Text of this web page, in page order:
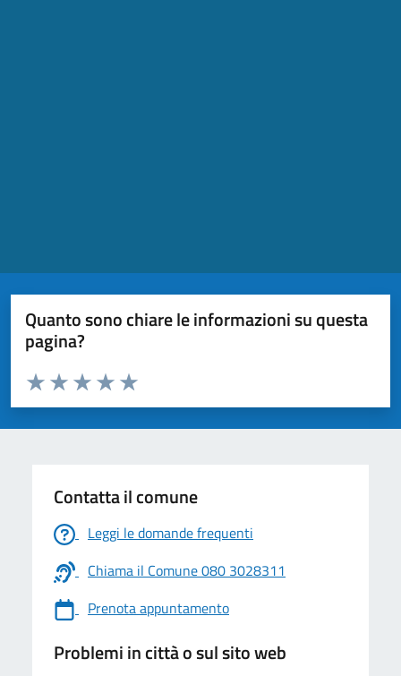
Quanto sono chiare le informazioni su questa
pagina?
Valuta da 1 a 5 stelle la pagina
Valuta 5 stelle su 5
Valuta 4 stelle su 5
Valuta 3 stelle su 5
Valuta 2 stelle su 5
Valuta 1 stelle su 5
Contatta il comune
Leggi le domande frequenti
Chiama il Comune 080 3028311
Prenota appuntamento
Problemi in città o sul sito web